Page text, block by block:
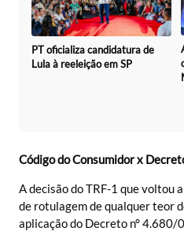
PT oficializa candidatura de
Lula à reeleição em SP
Código do Consumidor x
A decisão do TRF-1 que voltou
de rotulagem de qualquer teor
aplicação do Decreto n° 4.680/